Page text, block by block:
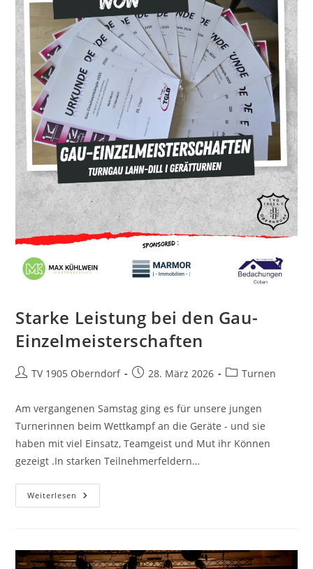
Starke Leistung bei den Gau-
Einzelmeisterschaften
TV 1905 Oberndorf 28. März 2026 Turnen
Am vergangenen Samstag ging es für unsere jungen
Turnerinnen beim Wettkampf an die Geräte - und sie
haben mit viel Einsatz, Teamgeist und Mut ihr Können
gezeigt .In starken Teilnehmerfeldern…
Weiterlesen